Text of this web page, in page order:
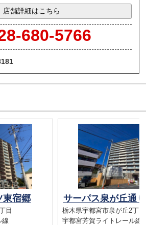
店舗詳細はこちら
680-5766
東宿郷
目
線
サーパス泉が丘通り
栃木県宇都宮市泉が丘2丁目
宇都宮芳賀ライトレール線